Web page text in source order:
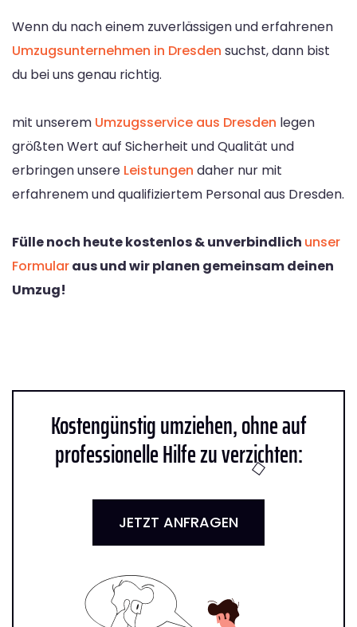
Wenn du nach einem zuverlässigen und erfahrenen
Umzugsunternehmen in Dresden suchst, dann bist
du bei uns genau richtig.
mit unserem Umzugsservice aus Dresden legen
größten Wert auf Sicherheit und Qualität und
erbringen unsere Leistungen daher nur mit
erfahrenem und qualifiziertem Personal aus Dresden.
Fülle noch heute kostenlos & unverbindlich unser
Formularaus und wir planen gemeinsam deinen
Umzug!
Kostengünstig umziehen, ohne auf
professionelle Hilfe zu verzichten:
JETZT ANFRAGEN